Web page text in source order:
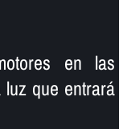
en las
que entrará